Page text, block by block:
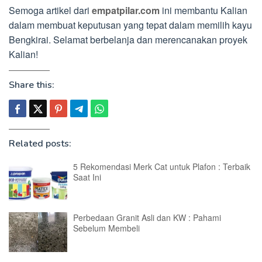
Semoga artikel dari empatpilar.com ini membantu Kalian
dalam membuat keputusan yang tepat dalam memilih kayu
Bengkirai. Selamat berbelanja dan merencanakan proyek
Kalian!
Share this:
Related posts:
5 Rekomendasi Merk Cat untuk Plafon : Terbaik
Saat Ini
Perbedaan Granit Asli dan KW : Pahami
Sebelum Membeli